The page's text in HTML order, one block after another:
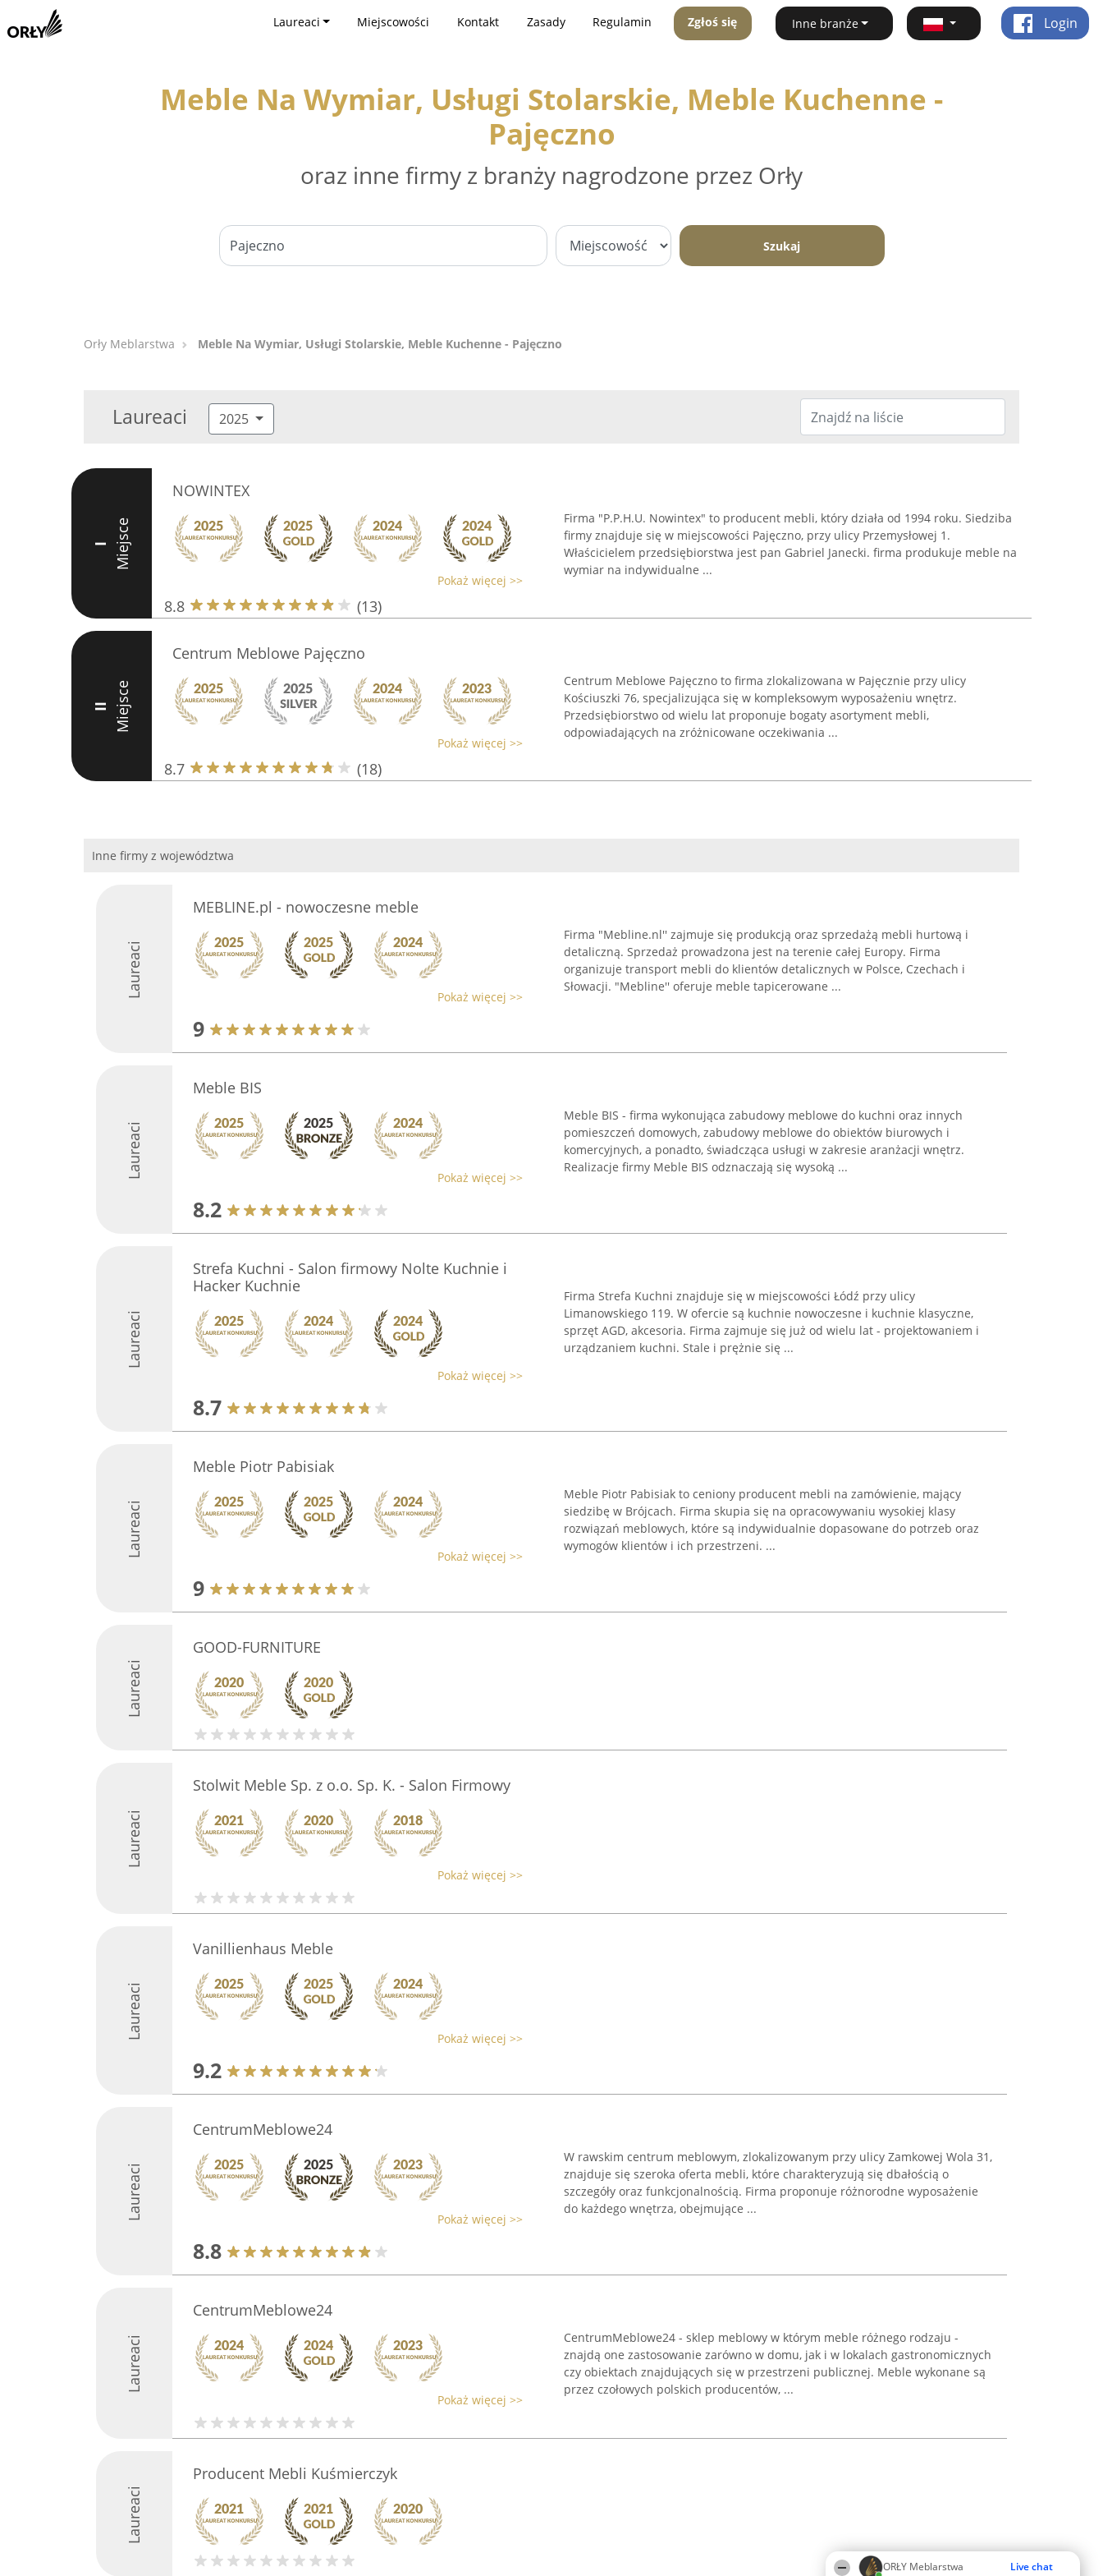
ORŁY Meblarstwa Live chat
Laureaci Miejscowości Kontakt Zasady Regulamin Zgłoś się Inne branże Login
Meble Na Wymiar, Usługi Stolarskie, Meble Kuchenne -
Pajęczno
oraz inne firmy z branży nagrodzone przez Orły
Szukaj
Orły Meblarstwa Meble Na Wymiar, Usługi Stolarskie, Meble Kuchenne - Pajęczno
Laureaci 2025
I Miejsce
NOWINTEX
Pokaż więcej >>
8.8 (13)
Firma "P.P.H.U. Nowintex" to producent mebli, który działa od 1994 roku. Siedziba
firmy znajduje się w miejscowości Pajęczno, przy ulicy Przemysłowej 1.
Właścicielem przedsiębiorstwa jest pan Gabriel Janecki. firma produkuje meble na
wymiar na indywidualne ...
II Miejsce
Centrum Meblowe Pajęczno
Pokaż więcej >>
8.7 (18)
Centrum Meblowe Pajęczno to firma zlokalizowana w Pajęcznie przy ulicy
Kościuszki 76, specjalizująca się w kompleksowym wyposażeniu wnętrz.
Przedsiębiorstwo od wielu lat proponuje bogaty asortyment mebli,
odpowiadających na zróżnicowane oczekiwania ...
Inne firmy z województwa
Laureaci
MEBLINE.pl - nowoczesne meble
Pokaż więcej >>
9
Firma "Mebline.nl'' zajmuje się produkcją oraz sprzedażą mebli hurtową i
detaliczną. Sprzedaż prowadzona jest na terenie całej Europy. Firma
organizuje transport mebli do klientów detalicznych w Polsce, Czechach i
Słowacji. "Mebline'' oferuje meble tapicerowane ...
Laureaci
Meble BIS
Pokaż więcej >>
8.2
Meble BIS - firma wykonująca zabudowy meblowe do kuchni oraz innych
pomieszczeń domowych, zabudowy meblowe do obiektów biurowych i
komercyjnych, a ponadto, świadcząca usługi w zakresie aranżacji wnętrz.
Realizacje firmy Meble BIS odznaczają się wysoką ...
Laureaci
Strefa Kuchni - Salon firmowy Nolte Kuchnie i
Hacker Kuchnie
Pokaż więcej >>
8.7
Firma Strefa Kuchni znajduje się w miejscowości Łódź przy ulicy
Limanowskiego 119. W ofercie są kuchnie nowoczesne i kuchnie klasyczne,
sprzęt AGD, akcesoria. Firma zajmuje się już od wielu lat - projektowaniem i
urządzaniem kuchni. Stale i prężnie się ...
Laureaci
Meble Piotr Pabisiak
Pokaż więcej >>
9
Meble Piotr Pabisiak to ceniony producent mebli na zamówienie, mający
siedzibę w Brójcach. Firma skupia się na opracowywaniu wysokiej klasy
rozwiązań meblowych, które są indywidualnie dopasowane do potrzeb oraz
wymogów klientów i ich przestrzeni. ...
Laureaci
GOOD-FURNITURE
Laureaci
Stolwit Meble Sp. z o.o. Sp. K. - Salon Firmowy
Pokaż więcej >>
Laureaci
Vanillienhaus Meble
Pokaż więcej >>
9.2
Laureaci
CentrumMeblowe24
Pokaż więcej >>
8.8
W rawskim centrum meblowym, zlokalizowanym przy ulicy Zamkowej Wola 31,
znajduje się szeroka oferta mebli, które charakteryzują się dbałością o
szczegóły oraz funkcjonalnością. Firma proponuje różnorodne wyposażenie
do każdego wnętrza, obejmujące ...
Laureaci
CentrumMeblowe24
Pokaż więcej >>
CentrumMeblowe24 - sklep meblowy w którym meble różnego rodzaju -
znajdą one zastosowanie zarówno w domu, jak i w lokalach gastronomicznych
czy obiektach znajdujących się w przestrzeni publicznej. Meble wykonane są
przez czołowych polskich producentów, ...
Laureaci
Producent Mebli Kuśmierczyk